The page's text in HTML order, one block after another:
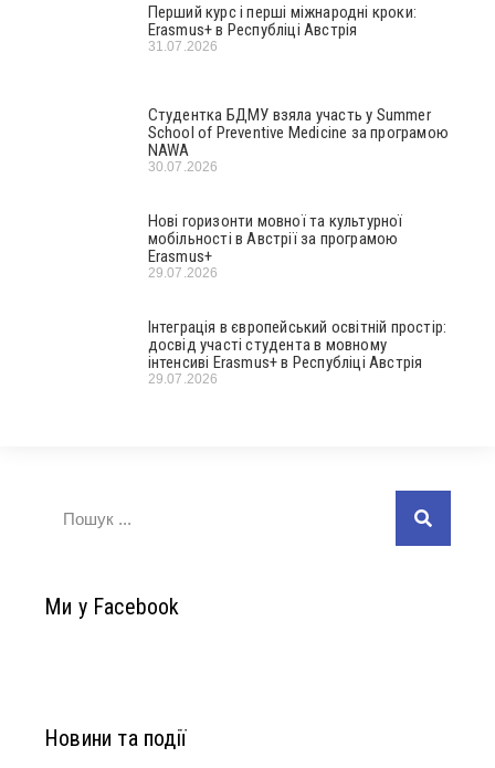
Перший курс і перші міжнародні кроки:
Erasmus+ в Республіці Австрія
31.07.2026
Студентка БДМУ взяла участь у Summer
School of Preventive Medicine за програмою
NAWA
30.07.2026
Нові горизонти мовної та культурної
мобільності в Австрії за програмою
Erasmus+
29.07.2026
Інтеграція в європейський освітній простір:
досвід участі студента в мовному
інтенсиві Erasmus+ в Республіці Австрія
29.07.2026
Ми у Facebook
Новини та події